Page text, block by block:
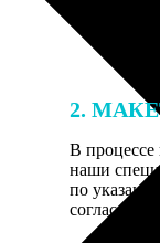
2.
В процессе
наши
по